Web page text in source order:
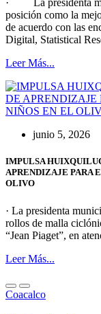
· La presidenta
posición como la
de acuerdo con las
Digital, Statistical
Leer Más...
junio 5, 2026
IMPULSA
APRENDIZAJE PARA
OLIVO
· La presidenta
rollos de malla
“Jean Piaget”, en
Leer Más...
Coacalco